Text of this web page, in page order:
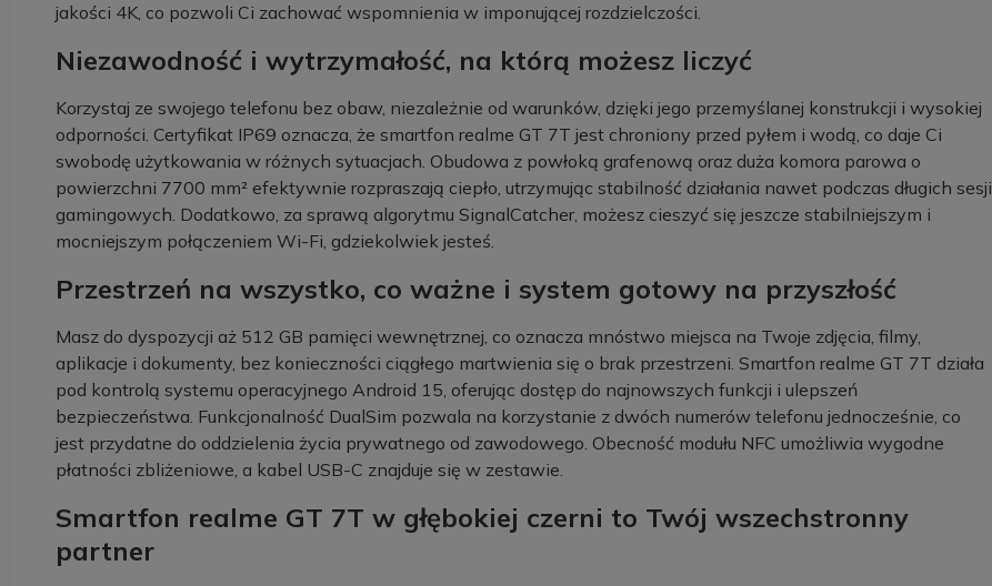
jakości 4K, co pozwoli Ci zachować wspomnienia w imponującej rozdzielczości.
Niezawodność i wytrzymałość, na którą możesz liczyć
Korzystaj ze swojego telefonu bez obaw, niezależnie od warunków, dzięki jego przemyślanej konstrukcji i wysokiej
odporności. Certyfikat IP69 oznacza, że smartfon realme GT 7T jest chroniony przed pyłem i wodą, co daje Ci
swobodę użytkowania w różnych sytuacjach. Obudowa z powłoką grafenową oraz duża komora parowa o
powierzchni 7700 mm² efektywnie rozpraszają ciepło, utrzymując stabilność działania nawet podczas długich sesji
gamingowych. Dodatkowo, za sprawą algorytmu SignalCatcher, możesz cieszyć się jeszcze stabilniejszym i
mocniejszym połączeniem Wi-Fi, gdziekolwiek jesteś.
Przestrzeń na wszystko, co ważne i system gotowy na przyszłość
Masz do dyspozycji aż 512 GB pamięci wewnętrznej, co oznacza mnóstwo miejsca na Twoje zdjęcia, filmy,
aplikacje i dokumenty, bez konieczności ciągłego martwienia się o brak przestrzeni. Smartfon realme GT 7T działa
pod kontrolą systemu operacyjnego Android 15, oferując dostęp do najnowszych funkcji i ulepszeń
bezpieczeństwa. Funkcjonalność DualSim pozwala na korzystanie z dwóch numerów telefonu jednocześnie, co
jest przydatne do oddzielenia życia prywatnego od zawodowego. Obecność modułu NFC umożliwia wygodne
płatności zbliżeniowe, a kabel USB-C znajduje się w zestawie.
Smartfon realme GT 7T w głębokiej czerni to Twój wszechstronny
partner